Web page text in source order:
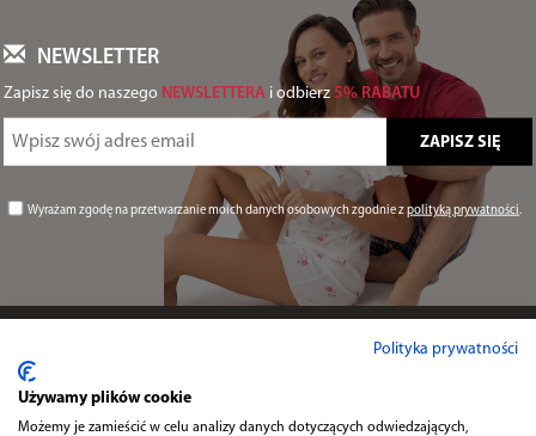
NEWSLETTER
Zapisz się do naszego NEWSLETTERA i odbierz 5% RABATU
Wyrażam zgodę na przetwarzanie moich danych osobowych zgodnie zpolityką prywatności.
Przydatne
Polityka prywatności
Używamy plików cookie
Możemy je zamieścić w celu analizy danych dotyczących odwiedzających,